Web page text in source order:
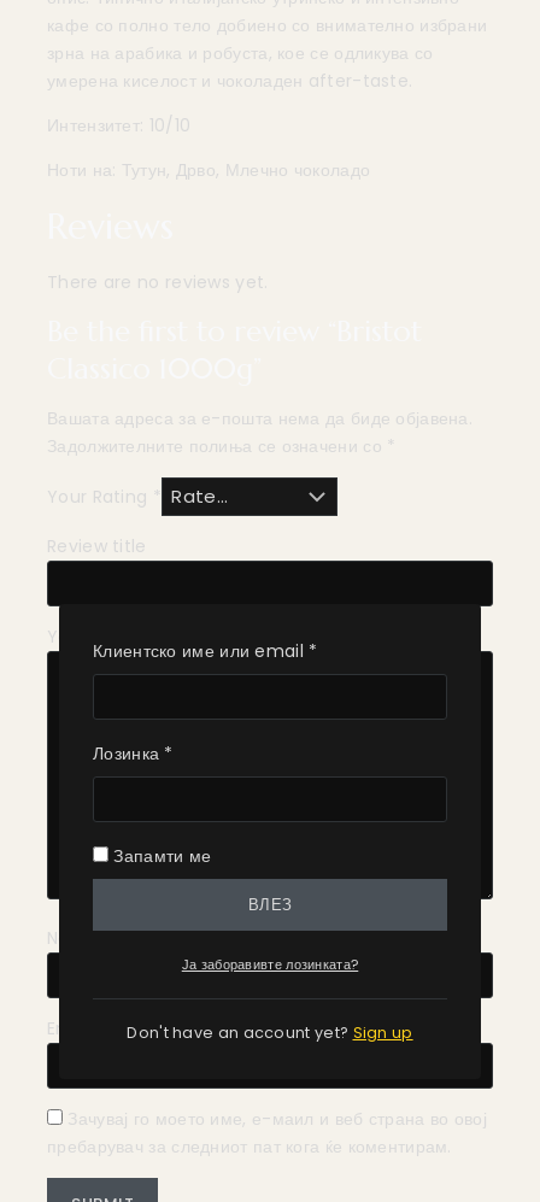
кафе со полно тело добиено со внимателно избрани
зрна на арабика и робуста, кое се одликува со
умерена киселост и чоколаден after-taste.
Интензитет: 10/10
Ноти на: Тутун, Дрво, Млечно чоколадо
There are no reviews yet.
Вашата адреса за е-пошта нема да биде објавена.
Задолжителните полиња се означени со *
Your Rating *
Review title
Your Review
Name*
Email
Зачувај го моето име, е-маил и веб страна во овој
пребарувач за следниот пат кога ќе коментирам.
Клиентско име или email *
Лозинка *
Запамти ме
ВЛЕЗ
Ја заборавивте лозинката?
Don't have an account yet? Sign up